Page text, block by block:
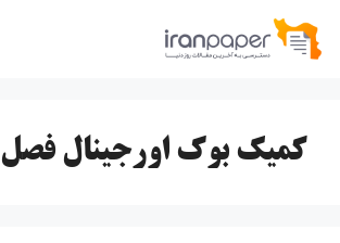
پرش
کمیک بوک اورجینال فصل 2